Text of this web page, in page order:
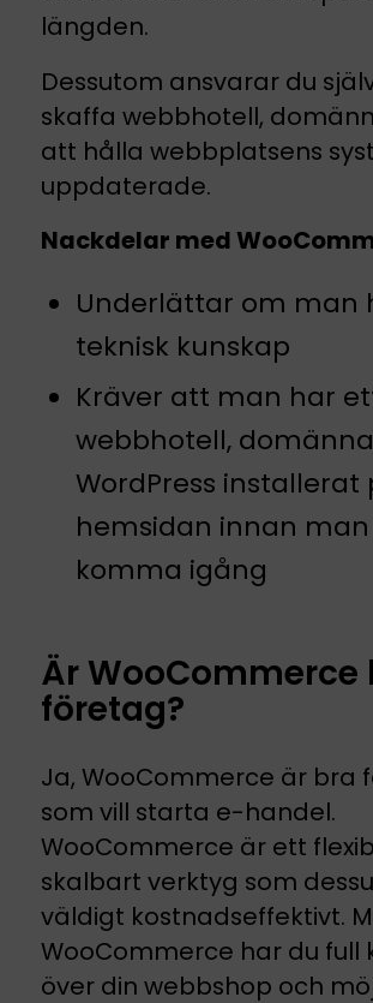
längden.
Dessutom ansvarar du
skaffa webbhotell,
att hålla webbplatsens
uppdaterade.
Nackdelar med
Underlättar om man
teknisk kunskap
Kräver att man har
webbhotell,
WordPress installerat
hemsidan innan
komma igång
Är WooCommerce
företag?
Ja, WooCommerce är bra
som vill starta e-handel.
WooCommerce är ett
skalbart verktyg som
väldigt kostnadseffektivt.
WooCommerce har du full
över din webbshop och